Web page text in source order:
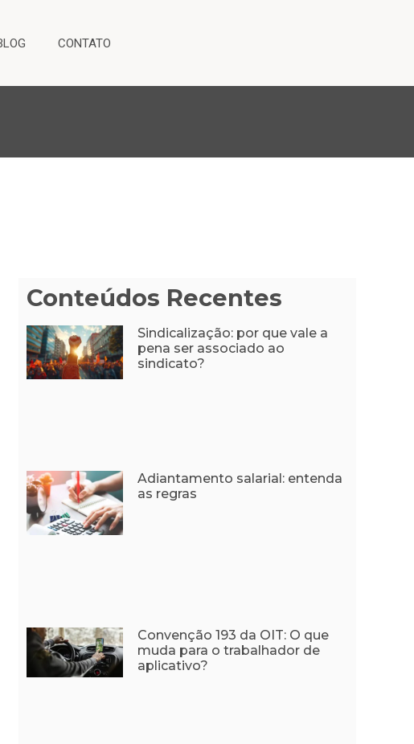
CONTATO
Conteúdos Recentes
Sindicalização: por que vale a
pena ser associado ao
sindicato?
Adiantamento salarial: entenda
as regras
Convenção 193 da OIT: O que
muda para o trabalhador de
aplicativo?